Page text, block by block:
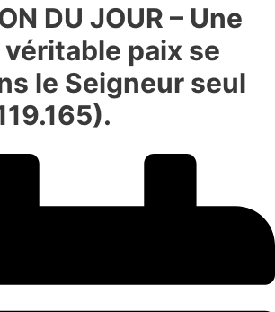
DU JOUR – Une
paix se
le Seigneur seul